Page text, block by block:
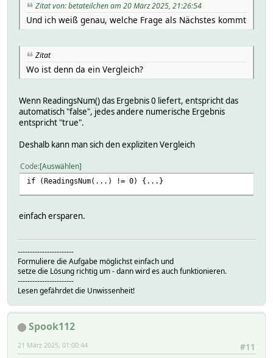
Zitat von: betateilchen am 20 März 2025, 21:26:54
Und ich weiß genau, welche Frage als Nächstes kommt
Zitat
Wo ist denn da ein Vergleich?
Wenn ReadingsNum() das Ergebnis 0 liefert, entspricht das
automatisch "false", jedes andere numerische Ergebnis
entspricht "true".
Deshalb kann man sich den expliziten Vergleich
Code Auswählen
if (ReadingsNum(...) != 0) {...}
einfach ersparen.
-----------------------
Formuliere die Aufgabe möglichst einfach und
setze die Lösung richtig um - dann wird es auch funktionieren.
-----------------------
Lesen gefährdet die Unwissenheit!
Spook112
#11
21 März 2025, 01:00:44